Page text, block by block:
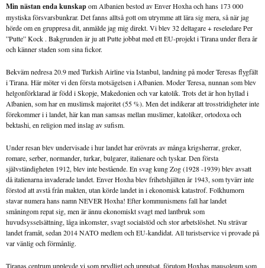
Min nästan enda kunskapom Albanien bestod av Enver Hoxha och hans 173 000
mystiska försvarsbunkrar. Det fanns alltså gott om utrymme att lära sig mera, så när jag
hörde om en gruppresa dit, anmälde jag mig direkt. Vi blev 32 deltagare + reseledare Per
”Putte” Kock . Bakgrunden är ju att Putte jobbat med ett EU-projekt i Tirana under flera år
och känner staden som sina fickor.
Bekväm nedresa 20.9 med Turkish Airline via Istanbul, landning på moder Teresas flygfält
i Tirana. Här möter vi den första motsägelsen i Albanien. Moder Teresa, nunnan som blev
helgonförklarad är född i Skopje, Makedonien och var katolik. Trots det är hon hyllad i
Albanien, som har en muslimsk majoritet (55 %). Men det indikerar att trosstridigheter inte
förekommer i i landet, här kan man samsas mellan muslimer, katoliker, ortodoxa och
bektashi, en religion med inslag av sufism.
Under resan blev undervisade i hur landet har erövrats av många krigsherrar, greker,
romare, serber, normander, turkar, bulgarer, italienare och tyskar. Den första
självständigheten 1912, blev inte bestående. En svag kung Zog (1928 -1939) blev avsatt
då italienarna invaderade landet. Enver Hoxha blev frihetshjälten år 1943, som tyvärr inte
förstod att avstå från makten, utan körde landet in i ekonomisk katastrof. Folkhumorn
stavar numera hans namn NEVER Hoxha! Efter kommunismens fall har landet
småningom repat sig, men är ännu ekonomiskt svagt med lantbruk som
huvudsysselsättning, låga inkomster, svagt socialstöd och stor arbetslöshet. Nu strävar
landet framåt, sedan 2014 NATO medlem och EU-kandidat. All turistservice vi provade på
var vänlig och förmånlig.
Tiranas centrum upplevde vi som prydligt och upputsat, förutom Hoxhas mausoleum som